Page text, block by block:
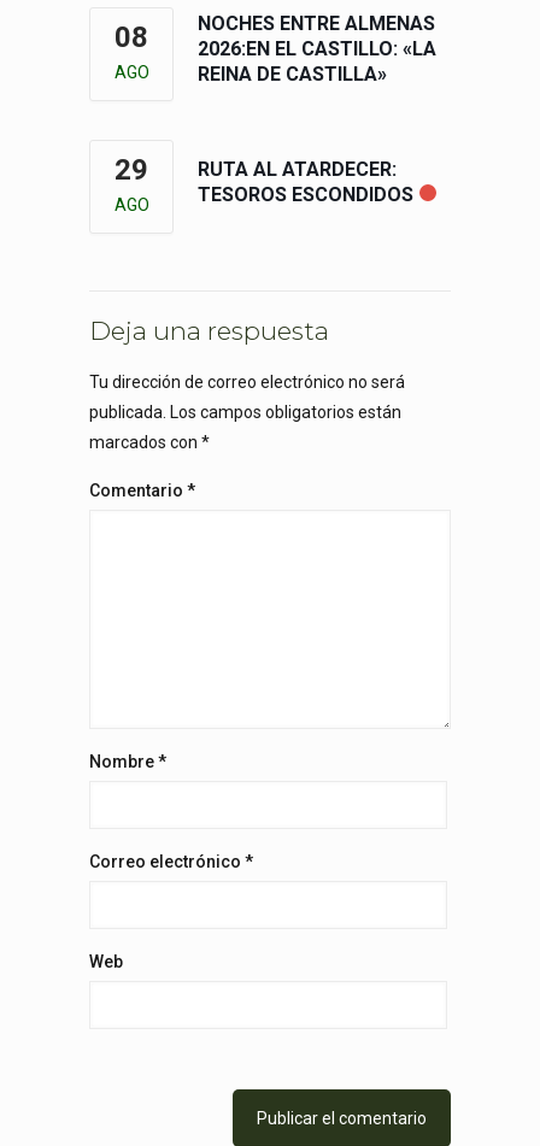
08
AGO
NOCHES ENTRE ALMENAS
2026:EN EL CASTILLO: «LA
REINA DE CASTILLA»
29
AGO
RUTA AL ATARDECER:
TESOROS ESCONDIDOS
Deja una respuesta
Tu dirección de correo electrónico no será
publicada. Los campos obligatorios están
marcados con *
Comentario *
Nombre*
Correo electrónico *
Web